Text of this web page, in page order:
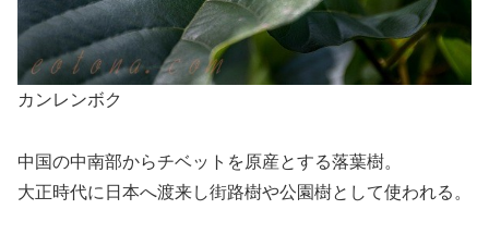
カンレンボク
中国の中南部からチベットを原産とする落葉樹。
大正時代に日本へ渡来し街路樹や公園樹として使われる。